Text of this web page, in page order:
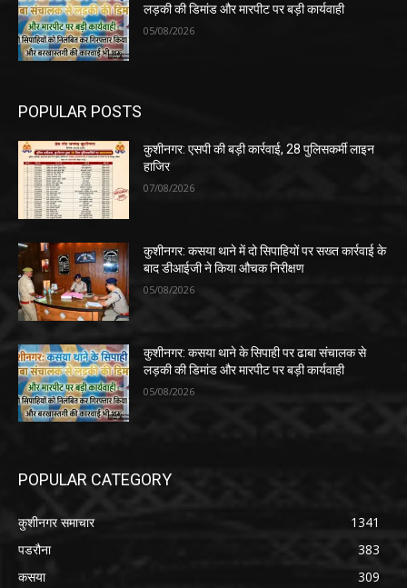
लड़की की डिमांड और मारपीट पर बड़ी कार्यवाही
05/08/2026
POPULAR POSTS
कुशीनगर: एसपी की बड़ी कार्रवाई, 28 पुलिसकर्मी लाइन
हाजिर
07/08/2026
कुशीनगर: कसया थाने में दो सिपाहियों पर सख्त कार्रवाई के
बाद डीआईजी ने किया औचक निरीक्षण
05/08/2026
कुशीनगर: कसया थाने के सिपाही पर ढाबा संचालक से
लड़की की डिमांड और मारपीट पर बड़ी कार्यवाही
05/08/2026
POPULAR CATEGORY
कुशीनगर समाचार
1341
पडरौना
383
कसया
309